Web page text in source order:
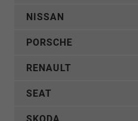
NISSAN
PORSCHE
RENAULT
SEAT